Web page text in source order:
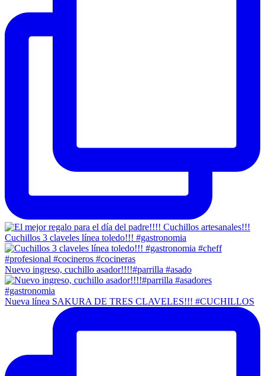
Cuchillos 3 claveles línea toledo!!! #gastronomia
Nuevo ingreso, cuchillo asador!!!!#parrilla #asado
Nueva línea SAKURA DE TRES CLAVELES!!! #CUCHILLOS